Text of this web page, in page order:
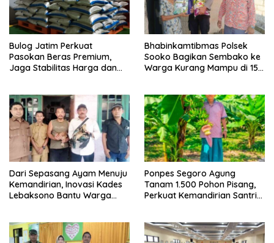
Bulog Jatim Perkuat
Pasokan Beras Premium,
Jaga Stabilitas Harga dan
Bhabinkamtibmas Polsek
Sooko Bagikan Sembako ke
Warga Kurang Mampu di 15
Dari Sepasang Ayam Menuju
Kemandirian, Inovasi Kades
Lebaksono Bantu Warga
Ponpes Segoro Agung
Tanam 1.500 Pohon Pisang,
Perkuat Kemandirian Santri